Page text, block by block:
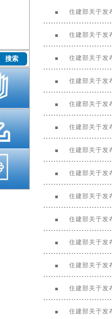
住建部关于发
住建部关于发
住建部关于发
住建部关于发
住建部关于发
住建部关于发
住建部关于发
住建部关于发
住建部关于发
住建部关于发
住建部关于发
住建部关于发
住建部关于发
住建部关于发